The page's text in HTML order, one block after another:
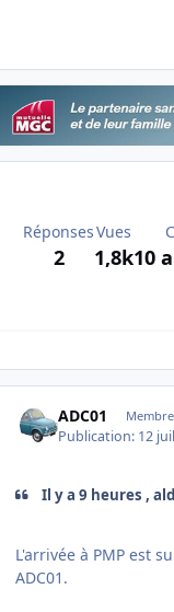
Réponses
2
Vues
1,8k10
ADC01
Publication: 12
Il y a 9 heures ,
L'arrivée à PMP est
ADC01.